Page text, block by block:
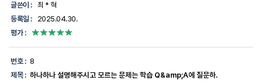
글쓴이 :
최 * 혁
등록일 :
2025.04.30.
평가 :
번호 : 8
제목 : 하나하나 설명해주시고 모르는 문제는 학습 Q&amp;A에 질문하.